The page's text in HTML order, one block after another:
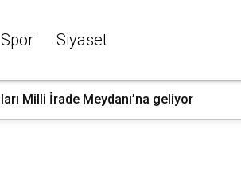
Spor Siyaset
Milli İrade Meydanı’na geliyor